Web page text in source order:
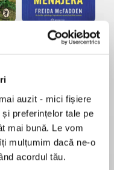
auzit - mici fișiere
preferințelor tale pe
mai bună. Le vom
mulțumim dacă ne-o
acordul tău.
de
Menajera
Freida McFadden
Migdală
Sohn Won-pyung